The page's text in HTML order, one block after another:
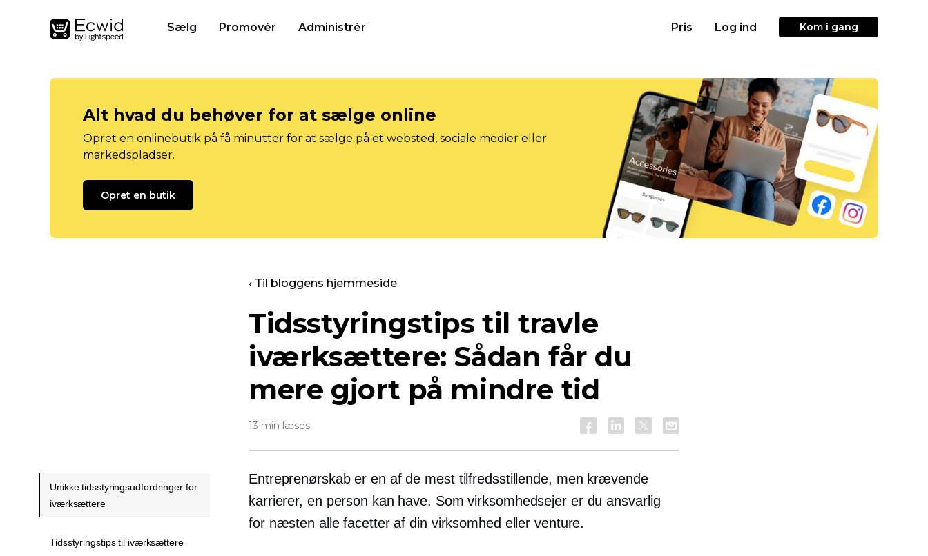
Sælg Promovér Administrér Pris Log ind Kom i gang
Alt hvad du behøver for at sælge online
Opret en onlinebutik på få minutter for at sælge på et websted, sociale medier eller
markedspladser.
Opret en butik
‹ Til bloggens hjemmeside
Tidsstyringstips til travle
iværksættere: Sådan får du
mere gjort på mindre tid
13 min læses
Entreprenørskab er en af ​​de mest tilfredsstillende, men krævende
karrierer, en person kan have. Som virksomhedsejer er du ansvarlig
for næsten alle facetter af din virksomhed eller venture.
Unikke tidsstyringsudfordringer for
iværksættere
Tidsstyringstips til iværksættere